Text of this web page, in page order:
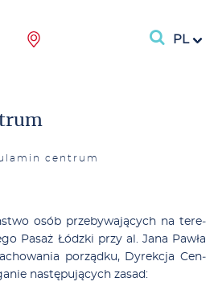
PL
centrum
osób prze­by­wa­ją­cych na te­re­
Pa­saż Łódz­ki przy al. Ja­na Paw­ła
po­rząd­ku, Dy­rek­cja Cen­
na­stę­pu­ją­cych za­sad: